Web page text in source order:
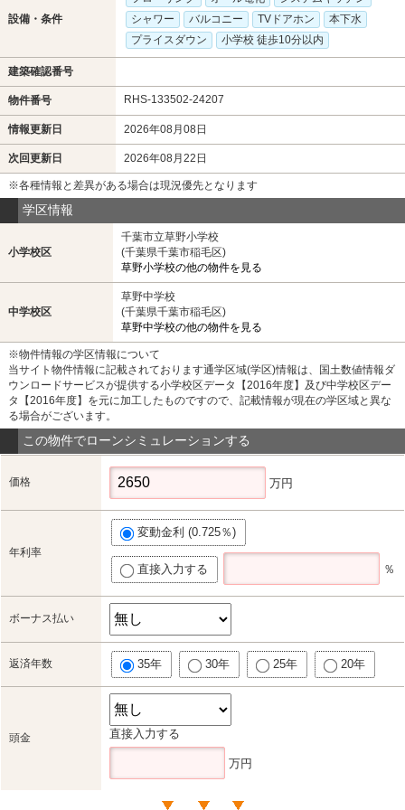
設備・条件
シャワー
バルコニー TVドアホン
本下水
プライスダウン
小学校 徒歩10分以内
建築確認番号
物件番号 RHS-133502-24207
情報更新日 2026年08月08日
次回更新日 2026年08月22日
※各種情報と差異がある場合は現況優先となります
学区情報
小学校区
千葉市立草野小学校
(千葉県千葉市稲毛区)
草野小学校の他の物件を見る
中学校区
草野中学校
(千葉県千葉市稲毛区)
草野中学校の他の物件を見る
※物件情報の学区情報について
当サイト物件情報に記載されております通学区域(学区)情報は、国土数値情報ダ
ウンロードサービスが提供する小学校区データ【2016年度】及び中学校区デー
タ【2016年度】を元に加工したものですので、記載情報が現在の学区域と異な
る場合がございます。
この物件でローンシミュレーションする
価格 万円
年利率
変動金利 (0.725％)
直接入力する ％
ボーナス払い
返済年数 35年 30年 25年 20年
頭金 直接入力する
万円